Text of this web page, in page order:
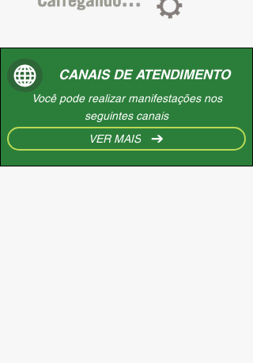
CANAIS DE ATENDIMENTO
Você pode realizar manifestações nos
seguintes canais
VER MAIS